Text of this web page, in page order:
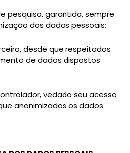
pesquisa, garantida, sempre
dos dados pessoais;
desde que respeitados
de dados dispostos
vedado seu acesso
anonimizados os dados.